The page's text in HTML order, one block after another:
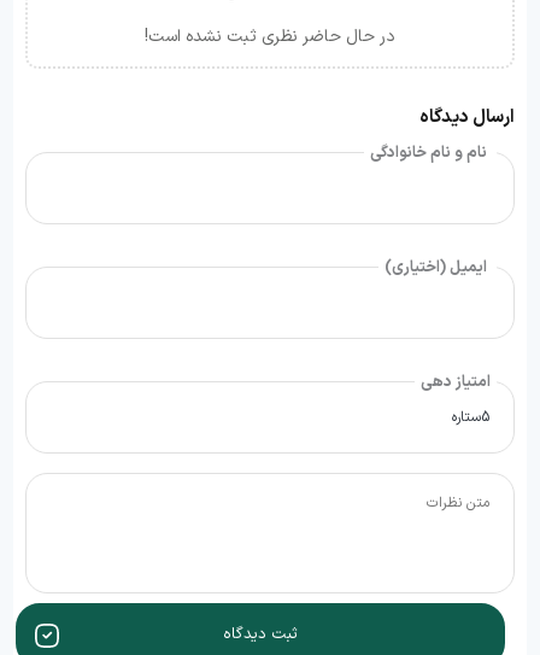
در حال حاضر نظری ثبت نشده است!
ارسال دیدگاه
نام و نام خانوادگی
ایمیل (اختیاری)
امتیاز دهی
ثبت دیدگاه